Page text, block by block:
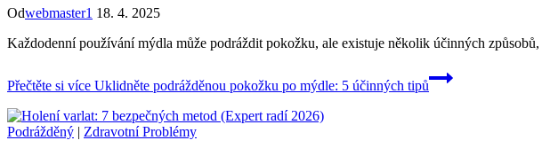
Odwebmaster1 18. 4. 2025
Každodenní používání mýdla může podráždit pokožku, ale existuje několik účinných
Přečtěte si více Uklidněte podrážděnou pokožku po mýdle: 5 účinných tipů
Podrážděný | Zdravotní Problémy